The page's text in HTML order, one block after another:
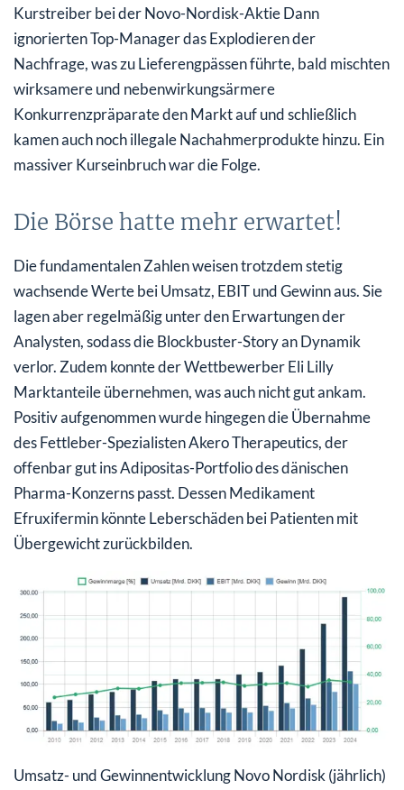
Kurstreiber bei der Novo-Nordisk-Aktie Dann
ignorierten Top-Manager das Explodieren der
Nachfrage, was zu Lieferengpässen führte, bald mischten
wirksamere und nebenwirkungsärmere
Konkurrenzpräparate den Markt auf und schließlich
kamen auch noch illegale Nachahmerprodukte hinzu. Ein
massiver Kurseinbruch war die Folge.
Die Börse hatte mehr erwartet!
Die fundamentalen Zahlen weisen trotzdem stetig
wachsende Werte bei Umsatz, EBIT und Gewinn aus. Sie
lagen aber regelmäßig unter den Erwartungen der
Analysten, sodass die Blockbuster-Story an Dynamik
verlor. Zudem konnte der Wettbewerber Eli Lilly
Marktanteile übernehmen, was auch nicht gut ankam.
Positiv aufgenommen wurde hingegen die Übernahme
des Fettleber-Spezialisten Akero Therapeutics, der
offenbar gut ins Adipositas-Portfolio des dänischen
Pharma-Konzerns passt. Dessen Medikament
Efruxifermin könnte Leberschäden bei Patienten mit
Übergewicht zurückbilden.
Umsatz- und Gewinnentwicklung Novo Nordisk (jährlich)